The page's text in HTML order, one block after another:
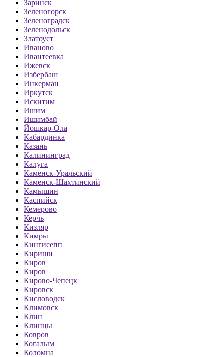
Заринск
Зеленогорск
Зеленоградск
Зеленодольск
Златоуст
Иваново
Ивантеевка
Ижевск
Избербаш
Инкерман
Иркутск
Искитим
Ишим
Ишимбай
Йошкар-Ола
Кабардинка
Казань
Калининград
Калуга
Каменск-Уральский
Каменск-Шахтинский
Камышин
Каспийск
Кемерово
Керчь
Кизляр
Кимры
Кингисепп
Кириши
Киров
Киров
Кирово-Чепецк
Кировск
Кисловодск
Климовск
Клин
Клинцы
Ковров
Когалым
Коломна